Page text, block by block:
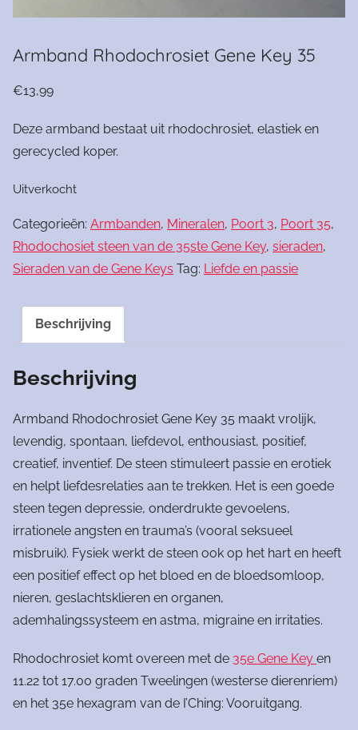
Armband Rhodochrosiet Gene Key 35
€13,99
Deze armband bestaat uit rhodochrosiet, elastiek en
gerecycled koper.
Uitverkocht
Categorieën: Armbanden, Mineralen, Poort 3, Poort 35,
Rhodochosiet steen van de 35ste Gene Key, sieraden,
Sieraden van de Gene Keys Tag: Liefde en passie
Beschrijving
Beschrijving
Armband Rhodochrosiet Gene Key 35 maakt vrolijk,
levendig, spontaan, liefdevol, enthousiast, positief,
creatief, inventief. De steen stimuleert passie en erotiek
en helpt liefdesrelaties aan te trekken. Het is een goede
steen tegen depressie, onderdrukte gevoelens,
irrationele angsten en trauma’s (vooral seksueel
misbruik). Fysiek werkt de steen ook op het hart en heeft
een positief effect op het bloed en de bloedsomloop,
nieren, geslachtsklieren en organen,
ademhalingssysteem en astma, migraine en irritaties.
Rhodochrosiet komt overeen met de 35e Gene Key en
11.22 tot 17.00 graden Tweelingen (westerse dierenriem)
en het 35e hexagram van de I’Ching: Vooruitgang.